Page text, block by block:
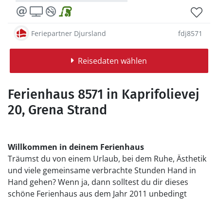
Feriepartner Djursland fdj8571
Reisedaten wählen
Ferienhaus 8571 in Kaprifolievej
20, Grena Strand
Willkommen in deinem Ferienhaus
Träumst du von einem Urlaub, bei dem Ruhe, Ästhetik
und viele gemeinsame verbrachte Stunden Hand in
Hand gehen? Wenn ja, dann solltest du dir dieses
schöne Ferienhaus aus dem Jahr 2011 unbedingt